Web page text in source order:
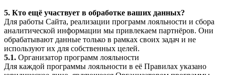
5. Кто ещё участвует в обработке ваших данных?
Для работы Сайта, реализации программ лояльности и сбора
аналитической информации мы привлекаем партнёров. Они
обрабатывают данные только в рамках своих задач и не
используют их для собственных целей.
5.1. Организатор программ лояльности
Для каждой программы лояльности в её Правилах указано